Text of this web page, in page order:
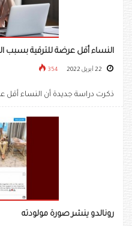
النساء أقل عرضة للترقية بسبب
354
ذكرت دراسة جديدة أن النساء أقل
رونالدو ينشر صورة مولودته